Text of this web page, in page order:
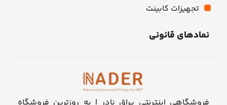
تجهیزات کابینت
نمادهای قانونی